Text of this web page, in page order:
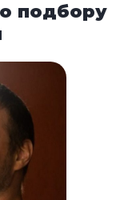
подбору